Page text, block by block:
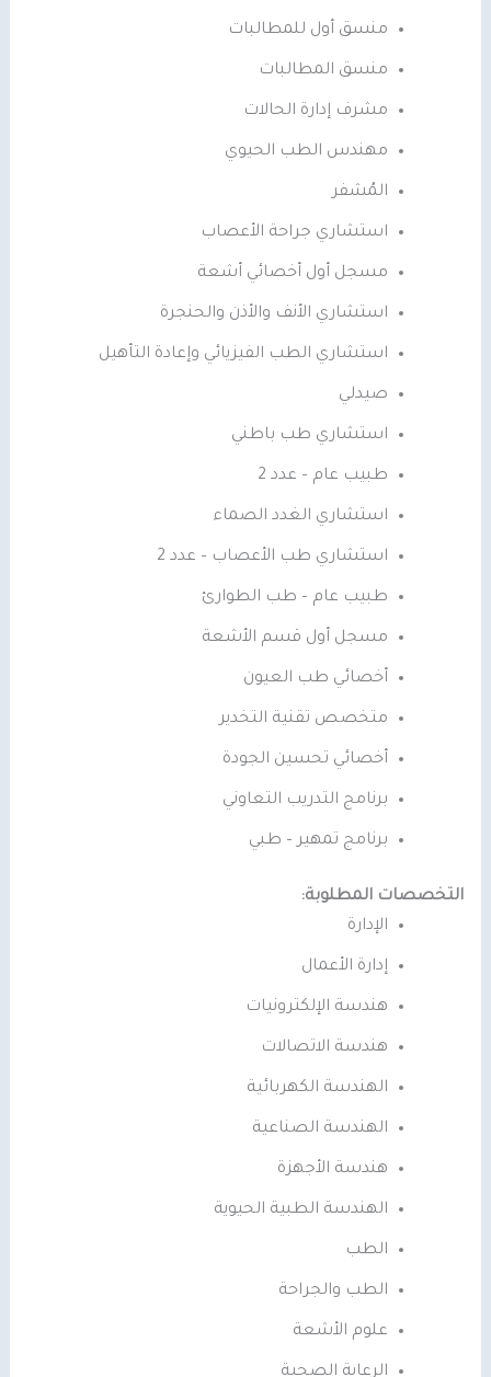
منسق أول للمطالبات
منسق المطالبات
مشرف إدارة الحالات
مهندس الطب الحيوي
المُشفر
استشاري جراحة الأعصاب
مسجل أول أخصائي أشعة
استشاري الأنف والأذن والحنجرة
استشاري الطب الفيزيائي وإعادة التأهيل
صيدلي
استشاري طب باطني
طبيب عام – عدد 2
استشاري الغدد الصماء
استشاري طب الأعصاب – عدد 2
طبيب عام – طب الطوارئ
مسجل أول قسم الأشعة
أخصائي طب العيون
متخصص تقنية التخدير
أخصائي تحسين الجودة
برنامج التدريب التعاوني
برنامج تمهير – طبي
التخصصات المطلوبة:
الإدارة
إدارة الأعمال
هندسة الإلكترونيات
هندسة الاتصالات
الهندسة الكهربائية
الهندسة الصناعية
هندسة الأجهزة
الهندسة الطبية الحيوية
الطب
الطب والجراحة
علوم الأشعة
الرعاية الصحية